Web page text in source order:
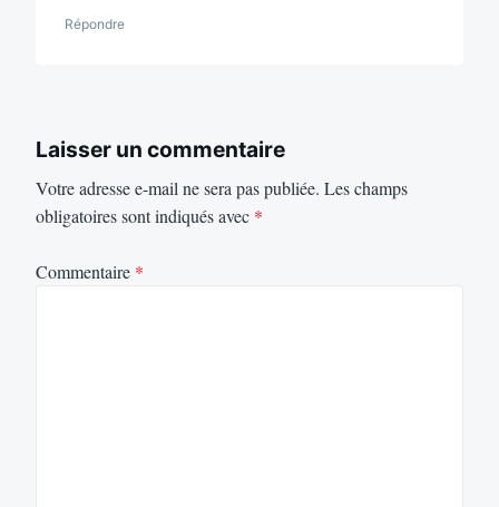
Répondre
Laisser un commentaire
Votre adresse e-mail ne sera pas publiée. Les champs
obligatoires sont indiqués avec *
Commentaire *